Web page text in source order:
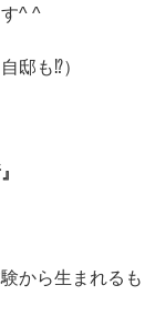
^ ^
邸も⁉）
から生まれるも